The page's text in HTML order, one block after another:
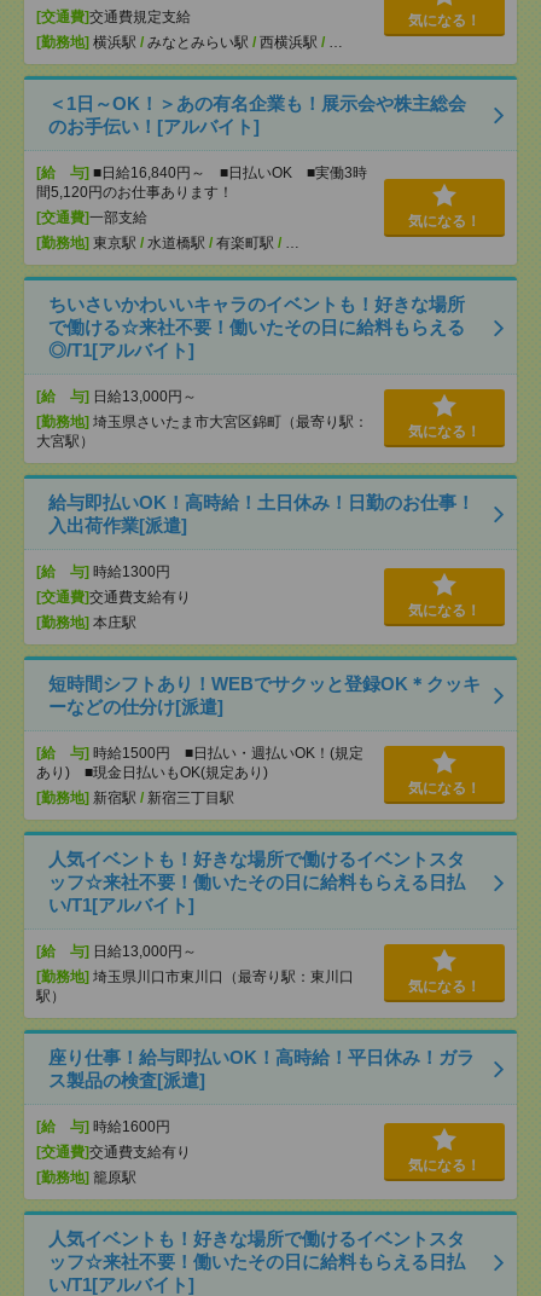
[交通費]交通費規定支給
[勤務地] 横浜駅 / みなとみらい駅 / 西横浜駅 / …
気になる！
＜1日～OK！＞あの有名企業も！展示会や株主総会
のお手伝い！[アルバイト]
[給 与] ■日給16,840円～ ■日払いOK ■実働3時
間5,120円のお仕事あります！
[交通費]一部支給
[勤務地] 東京駅 / 水道橋駅 / 有楽町駅 / …
気になる！
ちいさいかわいいキャラのイベントも！好きな場所
で働ける☆来社不要！働いたその日に給料もらえる
◎/T1[アルバイト]
[給 与] 日給13,000円～
[勤務地] 埼玉県さいたま市大宮区錦町（最寄り駅：
大宮駅）
気になる！
給与即払いOK！高時給！土日休み！日勤のお仕事！
入出荷作業[派遣]
[給 与] 時給1300円
[交通費]交通費支給有り
[勤務地] 本庄駅
気になる！
短時間シフトあり！WEBでサクッと登録OK＊クッキ
ーなどの仕分け[派遣]
[給 与] 時給1500円 ■日払い・週払いOK！(規定
あり) ■現金日払いもOK(規定あり)
[勤務地] 新宿駅 / 新宿三丁目駅
気になる！
人気イベントも！好きな場所で働けるイベントスタ
ッフ☆来社不要！働いたその日に給料もらえる日払
い/T1[アルバイト]
[給 与] 日給13,000円～
[勤務地] 埼玉県川口市東川口（最寄り駅：東川口
駅）
気になる！
座り仕事！給与即払いOK！高時給！平日休み！ガラ
ス製品の検査[派遣]
[給 与] 時給1600円
[交通費]交通費支給有り
[勤務地] 籠原駅
気になる！
人気イベントも！好きな場所で働けるイベントスタ
ッフ☆来社不要！働いたその日に給料もらえる日払
い/T1[アルバイト]